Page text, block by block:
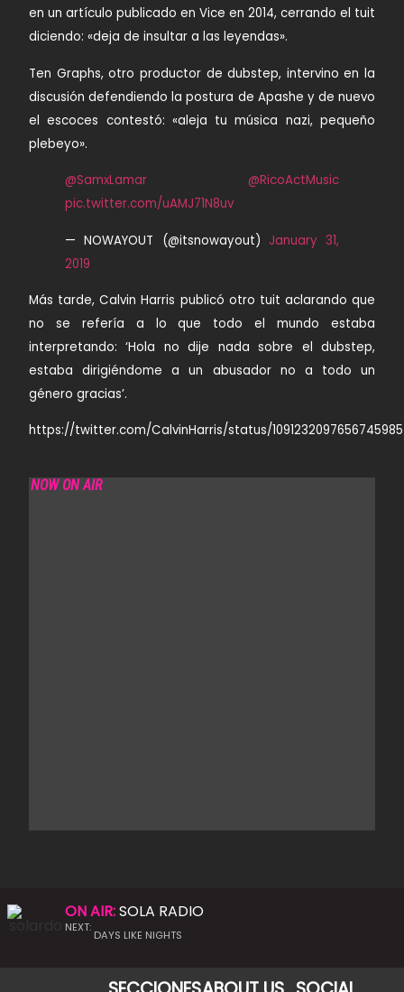
en un artículo publicado en Vice en 2014, cerrando el tuit
diciendo: «deja de insultar a las leyendas».
Ten Graphs, otro productor de dubstep, intervino en la
discusión defendiendo la postura de Apashe y de nuevo
el escoces contestó: «aleja tu música nazi, pequeño
plebeyo».
@SamxLamar
@RicoActMusic
pic.twitter.com/uAMJ71N8uv
— NOWAYOUT (@itsnowayout) January 31,
2019
Más tarde,Calvin Harris publicó otro tuit aclarando que
no se refería a lo que todo el mundo estaba
interpretando: ‘Hola no dije nada sobre el dubstep,
estaba dirigiéndome a un abusador no a todo un
género gracias’.
https://twitter.com/CalvinHarris/status/1091232097656745985
NOW ON AIR
ON AIR:SOLA RADIO
NEXT:
DAYS LIKE NIGHTS